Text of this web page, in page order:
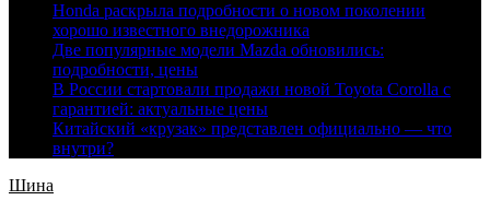
Honda раскрыла подробности о новом поколении
хорошо известного внедорожника
Две популярные модели Mazda обновились:
подробности, цены
В России стартовали продажи новой Toyota Corolla с
гарантией: актуальные цены
Китайский «крузак» представлен официально — что
внутри?
Шина